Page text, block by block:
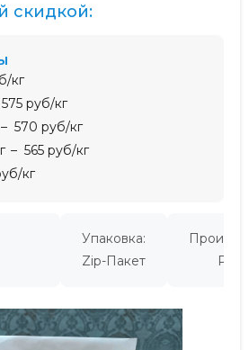
Упаковка:
Zip-Пакет
скидкой:
кг
575 руб/кг
570 руб/кг
565 руб/кг
кг